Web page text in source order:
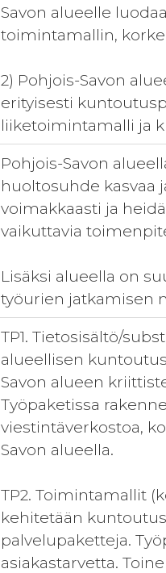
Savon alueelle
toimintamallin,
2) Pohjois-Savon
erityisesti
liiketoimintamalli ja
Pohjois-Savon
huoltosuhde kasvaa
voimakkaasti ja
vaikuttavia
Lisäksi alueella on
työurien jatkamisen
TP1. Tietosisältö/
alueellisen
Savon alueen
Työpaketissa
viestintäverkostoa,
Savon alueella.
TP2. Toimintamallit
kehitetään
palvelupaketteja.
asiakastarvetta.